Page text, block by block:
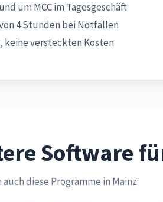
um MCC im Tagesgeschäft
4 Stunden bei Notfällen
keine versteckten Kosten
Software
diese Programme in Mainz: